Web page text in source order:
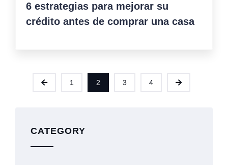
6 estrategias para mejorar su
crédito antes de comprar una casa
1 2 3 4
CATEGORY